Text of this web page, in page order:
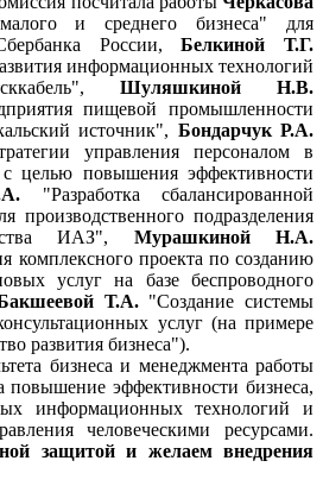
и среднего бизнеса" для
России,Белкиной Т.Г.
информационных технологий
Шуляшкиной Н.В.
пищевой промышленности
источник", Бондарчук Р.А.
управления персоналом в
повышения эффективности
"Разработка сбалансированной
производственного подразделения
ИАЗ", Мурашкиной Н.А.
комплексного проекта по созданию
услуг на базе беспроводного
Т.А."Создание системы
услуг (на примере
развития бизнеса").
бизнеса и менеджмента работы
эффективности бизнеса,
информационных технологий и
человеческими ресурсами.
защитой и желаем внедрения